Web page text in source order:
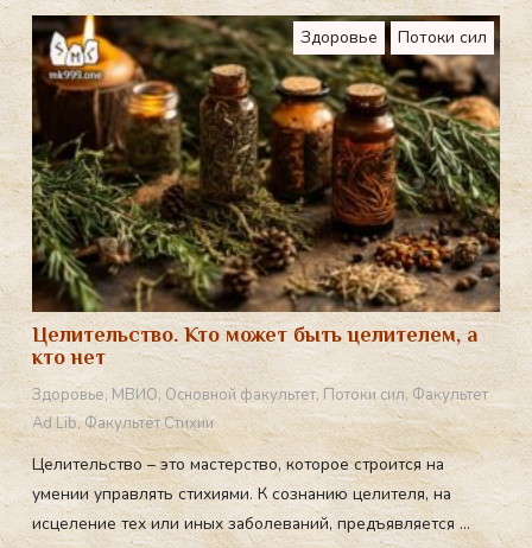
Здоровье Потоки сил
Целительство. Кто может быть целителем, а
кто нет
Здоровье,МВИО, Основной факультет, Потоки сил,Факультет
Ad Lib,Факультет Стихии
Целительство – это мастерство, которое строится на
умении управлять стихиями. К сознанию целителя, на
исцеление тех или иных заболеваний, предъявляется ...